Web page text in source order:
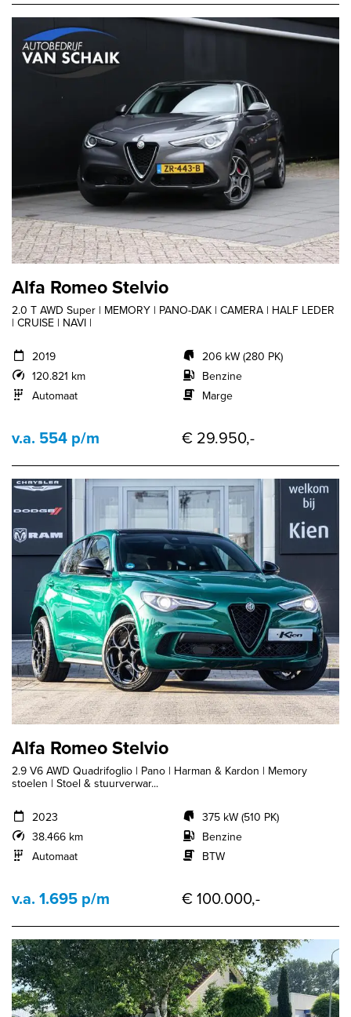
Alfa Romeo Stelvio
2.0 T AWD Super | MEMORY | PANO-DAK | CAMERA | HALF LEDER
| CRUISE | NAVI |
2019
120.821 km
Automaat
206 kW (280 PK)
Benzine
Marge
v.a. 554 p/m € 29.950,-
Alfa Romeo Stelvio
2.9 V6 AWD Quadrifoglio | Pano | Harman & Kardon | Memory
stoelen | Stoel & stuurverwar...
2023
38.466 km
Automaat
375 kW (510 PK)
Benzine
BTW
v.a. 1.695 p/m € 100.000,-